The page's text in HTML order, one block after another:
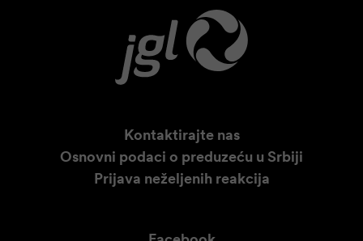
Kontaktirajte nas
Osnovni podaci o preduzeću u Srbiji
Prijava neželjenih reakcija